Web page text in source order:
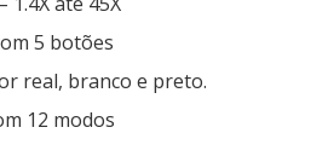
5 botões
real, branco e preto.
12 modos